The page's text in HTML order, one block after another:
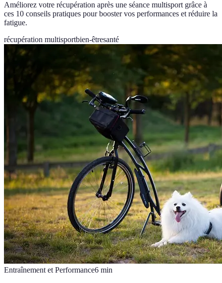
Améliorez votre récupération après une séance multisport grâce à
ces 10 conseils pratiques pour booster vos performances et réduire la
fatigue.
récupération multisportbien-êtresanté
Entraînement et Performance6 min